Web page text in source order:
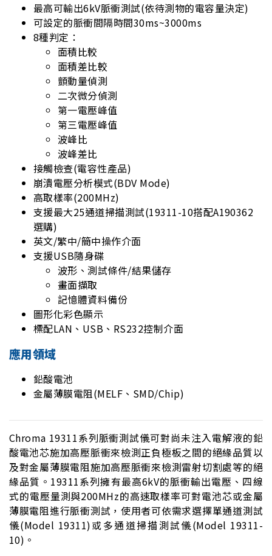
最高可輸出6kV脈衝測試(依待測物的電容量決定)
可設定的脈衝間隔時間30ms~3000ms
8種判定：
面積比較
面積差比較
顫動量偵測
二次微分偵測
第一電壓峰值
第三電壓峰值
波峰比
波峰差比
接觸檢查(電容性產品)
崩潰電壓分析模式(BDV Mode)
高取樣率(200MHz)
支援最大25通道掃描測試(19311-10搭配A190362
選購)
英文/繁中/簡中操作介面
支援USB隨身碟
波形、測試條件/結果儲存
畫面擷取
記憶體資料備份
圖形化彩色顯示
標配LAN、USB、RS232控制介面
應用領域
鉛酸電池
金屬薄膜電阻(MELF、SMD/Chip)
Chroma 19311系列脈衝測試儀可對尚未注入電解液的鉛
酸電池芯施加高壓脈衝來檢測正負極板之間的絕緣品質以
及對金屬薄膜電阻施加高壓脈衝來檢測雷射切割處等的絕
緣品質。19311系列擁有最高6kV的脈衝輸出電壓、四線
式的電壓量測與200MHz的高速取樣率可對電池芯或金屬
薄膜電阻進行脈衝測試，使用者可依需求選擇單通道測試
儀(Model 19311)或多通道掃描測試儀(Model 19311-
10)。